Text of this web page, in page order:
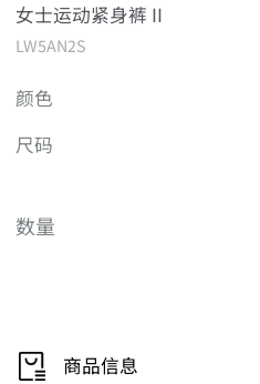
女士运动紧身裤 II
LW5AN2S
颜色
尺码
数量
商品信息